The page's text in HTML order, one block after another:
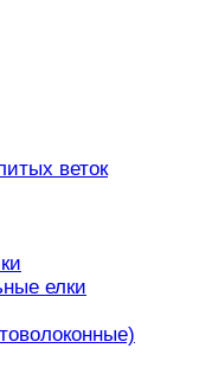
веток
елки